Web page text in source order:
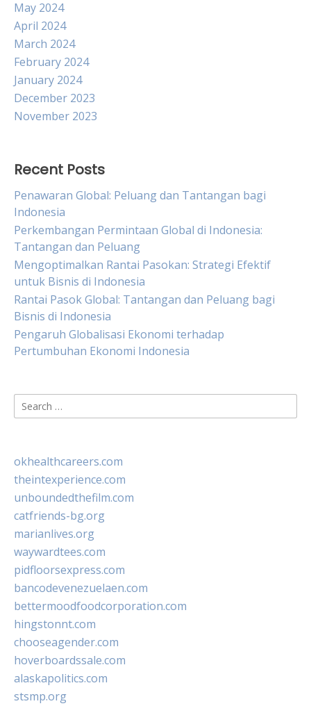
May 2024
April 2024
March 2024
February 2024
January 2024
December 2023
November 2023
Recent Posts
Penawaran Global: Peluang dan Tantangan bagi
Indonesia
Perkembangan Permintaan Global di Indonesia:
Tantangan dan Peluang
Mengoptimalkan Rantai Pasokan: Strategi Efektif
untuk Bisnis di Indonesia
Rantai Pasok Global: Tantangan dan Peluang bagi
Bisnis di Indonesia
Pengaruh Globalisasi Ekonomi terhadap
Pertumbuhan Ekonomi Indonesia
Search
for:
okhealthcareers.com
theintexperience.com
unboundedthefilm.com
catfriends-bg.org
marianlives.org
waywardtees.com
pidfloorsexpress.com
bancodevenezuelaen.com
bettermoodfoodcorporation.com
hingstonnt.com
chooseagender.com
hoverboardssale.com
alaskapolitics.com
stsmp.org